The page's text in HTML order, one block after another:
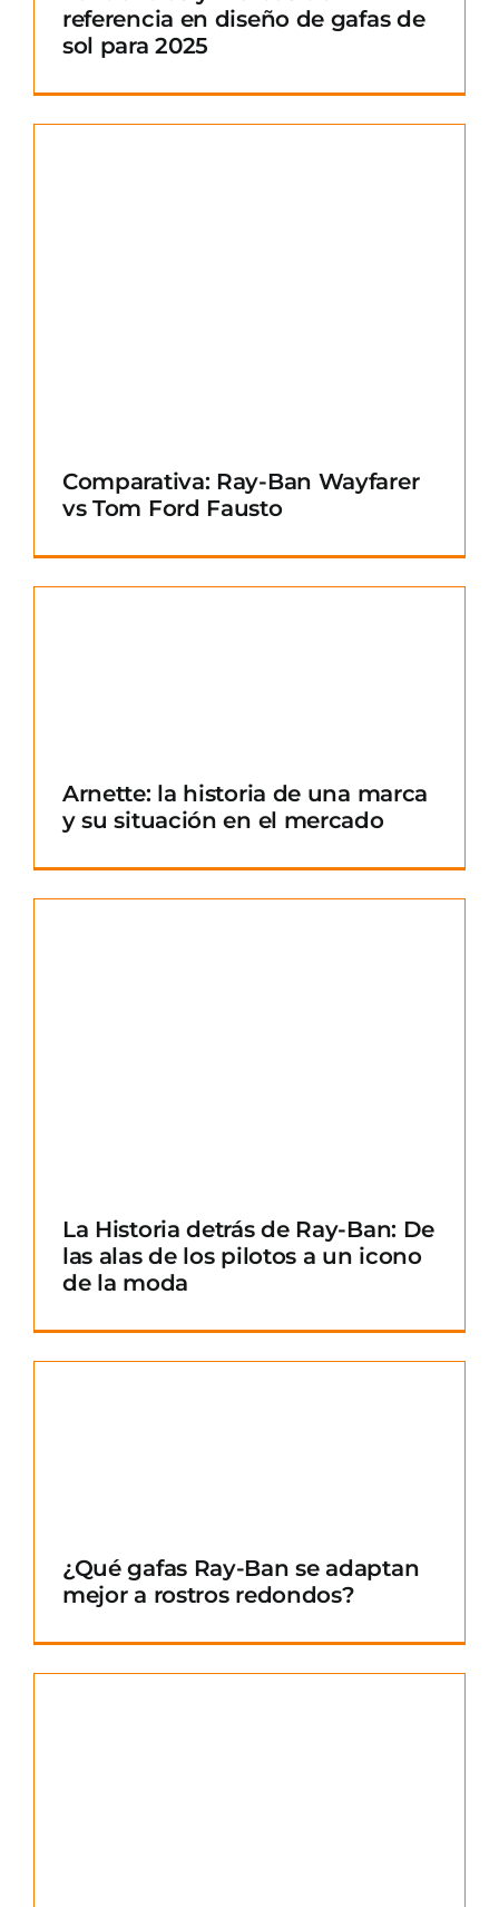
referencia en diseño de gafas de
sol para 2025
Comparativa: Ray-Ban Wayfarer
vs Tom Ford Fausto
Arnette: la historia de una marca
y su situación en el mercado
La Historia detrás de Ray-Ban: De
las alas de los pilotos a un icono
de la moda
¿Qué gafas Ray-Ban se adaptan
mejor a rostros redondos?